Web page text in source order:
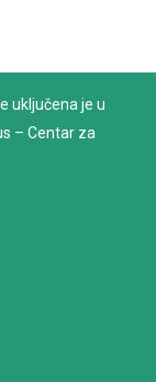
uključena je u
– Centar za